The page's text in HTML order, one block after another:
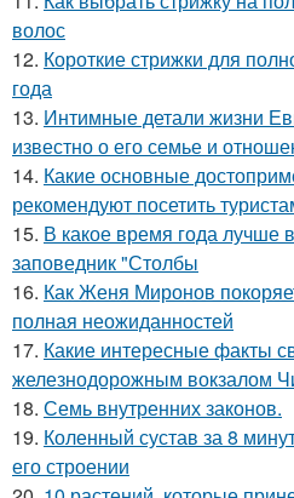
волос
12. Короткие стрижки для
года
13. Интимные детали жизни
известно о его семье и
14. Какие основные
рекомендуют посетить
15. В какое время года лучше
заповедник "Столбы
16. Как Женя Миронов
полная неожиданностей
17. Какие интересные факты
железнодорожным вокзалом
18. Семь внутренних законов.
19. Коленный сустав за 8
его строении